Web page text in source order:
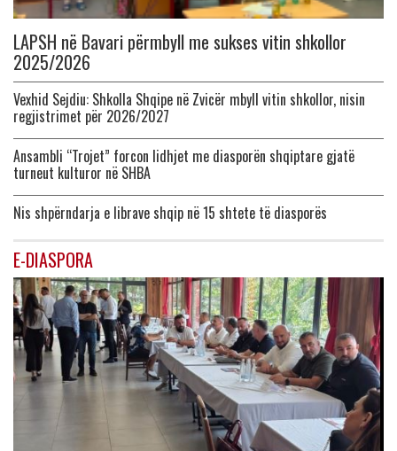
LAPSH në Bavari përmbyll me sukses vitin shkollor
2025/2026
Vexhid Sejdiu: Shkolla Shqipe në Zvicër mbyll vitin shkollor, nisin
regjistrimet për 2026/2027
Ansambli “Trojet” forcon lidhjet me diasporën shqiptare gjatë
turneut kulturor në SHBA
Nis shpërndarja e librave shqip në 15 shtete të diasporës
E-DIASPORA